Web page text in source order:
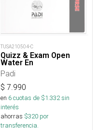
TUSA210504-C
Quizz & Exam Open
Water En
Padi
$ 7.990
en 6cuotas de $1.332sin
interés
ahorras $320 por
transferencia.